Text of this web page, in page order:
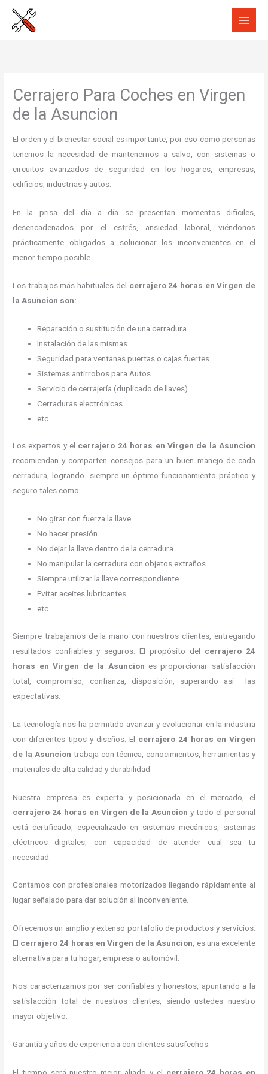
Cerrajero Para Coches en Virgen
de la Asuncion
El orden y el bienestar social es importante, por eso como personas
tenemos la necesidad de mantenernos a salvo, con sistemas o
circuitos avanzados de seguridad en los hogares, empresas,
edificios, industrias y autos.
En la prisa del día a día se presentan momentos difíciles,
desencadenados por el estrés, ansiedad laboral, viéndonos
prácticamente obligados a solucionar los inconvenientes en el
menor tiempo posible.
Los trabajos más habituales del cerrajero 24 horas en Virgen de
la Asuncion son:
Reparación o sustitución de una cerradura
Instalación de las mismas
Seguridad para ventanas puertas o cajas fuertes
Sistemas antirrobos para Autos
Servicio de cerrajería (duplicado de llaves)
Cerraduras electrónicas
etc
Los expertos y el cerrajero 24 horas en Virgen de la Asuncion
recomiendan y comparten consejos para un buen manejo de cada
cerradura, logrando siempre un óptimo funcionamiento práctico y
seguro tales como:
No girar con fuerza la llave
No hacer presión
No dejar la llave dentro de la cerradura
No manipular la cerradura con objetos extraños
Siempre utilizar la llave correspondiente
Evitar aceites lubricantes
etc.
Siempre trabajamos de la mano con nuestros clientes, entregando
resultados confiables y seguros. El propósito del cerrajero 24
horas en Virgen de la Asuncion es proporcionar satisfacción
total, compromiso, confianza, disposición, superando así las
expectativas.
La tecnología nos ha permitido avanzar y evolucionar en la industria
con diferentes tipos y diseños. El cerrajero 24 horas en Virgen
de la Asuncion trabaja con técnica, conocimientos, herramientas y
materiales de alta calidad y durabilidad.
Nuestra empresa es experta y posicionada en el mercado, el
cerrajero 24 horas en Virgen de la Asuncion y todo el personal
está certificado, especializado en sistemas mecánicos, sistemas
eléctricos digitales, con capacidad de atender cual sea tu
necesidad.
Contamos con profesionales motorizados llegando rápidamente al
lugar señalado para dar solución al inconveniente.
Ofrecemos un amplio y extenso portafolio de productos y servicios.
El cerrajero 24 horas en Virgen de la Asuncion, es una excelente
alternativa para tu hogar, empresa o automóvil.
Nos caracterizamos por ser confiables y honestos, apuntando a la
satisfacción total de nuestros clientes, siendo ustedes nuestro
mayor objetivo.
Garantía y años de experiencia con clientes satisfechos.